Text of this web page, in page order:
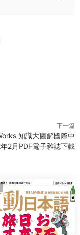
下一篇
知識大圖解國際中
2月PDF電子雜誌下載